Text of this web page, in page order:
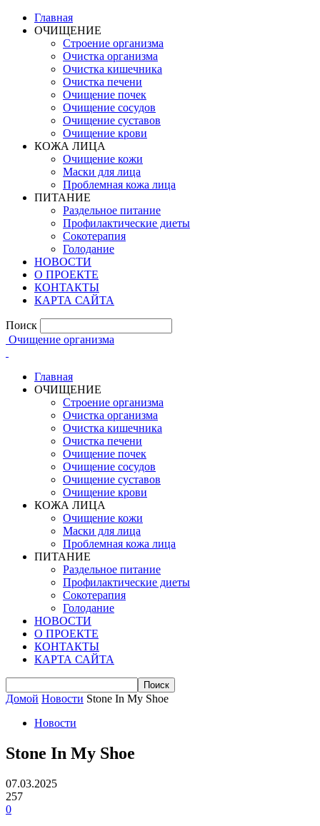
Главная
ОЧИЩЕНИЕ
Строение организма
Очистка организма
Очистка кишечника
Очистка печени
Очищение почек
Очищение сосудов
Очищение суставов
Очищение крови
КОЖА ЛИЦА
Очищение кожи
Маски для лица
Проблемная кожа лица
ПИТАНИЕ
Раздельное питание
Профилактические диеты
Сокотерапия
Голодание
НОВОСТИ
О ПРОЕКТЕ
КОНТАКТЫ
КАРТА САЙТА
Поиск
Очищение организма
Главная
ОЧИЩЕНИЕ
Строение организма
Очистка организма
Очистка кишечника
Очистка печени
Очищение почек
Очищение сосудов
Очищение суставов
Очищение крови
КОЖА ЛИЦА
Очищение кожи
Маски для лица
Проблемная кожа лица
ПИТАНИЕ
Раздельное питание
Профилактические диеты
Сокотерапия
Голодание
НОВОСТИ
О ПРОЕКТЕ
КОНТАКТЫ
КАРТА САЙТА
Домой Новости Stone In My Shoe
Новости
Stone In My Shoe
07.03.2025
257
0